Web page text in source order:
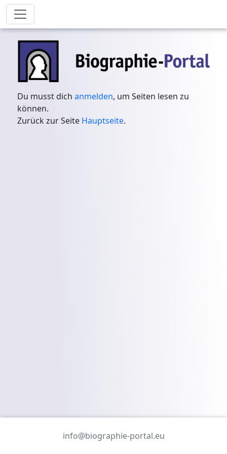
Du musst dichanmelden, um Seiten lesen zu
können.
Zurück zur Seite Hauptseite.
info@biographie-portal.eu